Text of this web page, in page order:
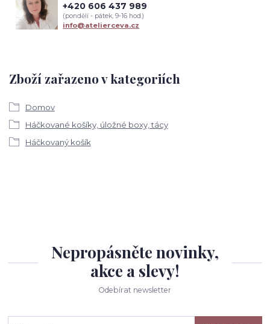
Zboží zařazeno v kategoriích
Domov
Háčkované košíky, úložné boxy, tácy
Háčkovaný košík
+420 606 437 989
(pondělí - pátek, 9-16 hod.)
info@atelierceva.cz
Nepropásněte novinky,
akce a slevy!
Odebírat newsletter